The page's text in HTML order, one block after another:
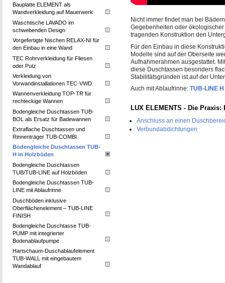
Bauplatte ELEMENT als
Wandverkleidung auf Mauerwerk
Waschtische LAVADO im
schwebenden Design
Vorgefertigte Nischen RELAX-NI für
den Einbau in eine Wand
TEC Rohrverkleidung für Fliesen
oder Putz
Verkleidung von
Vorwandinstallationen TEC-VWD
Wannenverkleidung TOP-TR für
rechteckige Wannen
Bodengleiche Duschtassen TUB-
BOL als Ersatz für Badewannen
Extraflache Duschtassen und
Rinnenträger TUB-COMBI
Bodengleiche Duschtassen TUB-
H in Holzböden
Bodengleiche Duschtassen
TUB/TUB-LINE auf Holzböden
Bodengleiche Duschtassen TUB-
LINE mit Ablaufrinne
Duschböden inklusive
Oberflächenelement – TUB-LINE
FINISH
Bodengleiche Duschtasse TUB-
PUMP mit integrierter
Bodenablaufpumpe
Hartschaum-Duschablaufelement
TUB-WALL mit eingebautem
Wandablauf
Nicht immer findet man bei
Gegebenheiten oder
tragenden Konstruktion den
Für den Einbau in diese
Modelle sind auf der Oberseite
Aufnahmerahmen ausgestattet.
diese Duschtassen besonders
Stabilitätsgründen ist auf der
Auch mit Ablaufrinne: TUB-LINE H
LUX ELEMENTS - Die
Anschluss an einen
Verbundabdichtungen